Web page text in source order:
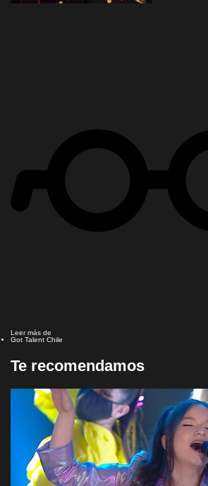
Leer más de
Got Talent Chile
Te recomendamos